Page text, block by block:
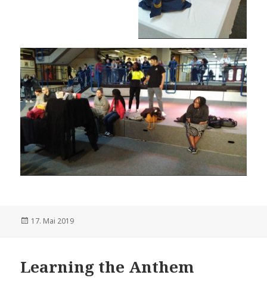
Veröffentlicht
17. Mai 2019
Learning the Anthem